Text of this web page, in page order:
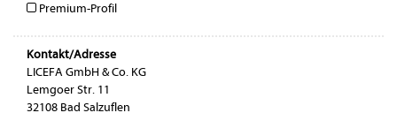
Premium-Profil
Kontakt/Adresse
LICEFA GmbH & Co. KG
Lemgoer Str. 11
32108 Bad Salzuflen